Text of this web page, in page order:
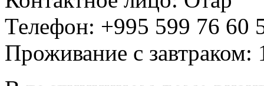
Телефон: +995 599 76 60
Проживание с завтраком: